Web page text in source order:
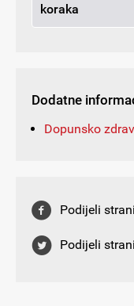
koraka
Dodatne
Dopunsko
Podijeli
Podijeli